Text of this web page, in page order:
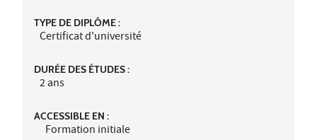
TYPE DE DIPLÔME :
Certificat d'université
DURÉE DES ÉTUDES :
2 ans
ACCESSIBLE EN :
Formation initiale